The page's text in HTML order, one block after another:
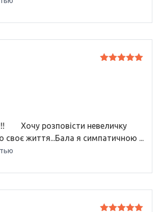
Хочу розповісти невеличку
своє життя...Бала я симпатичною ...